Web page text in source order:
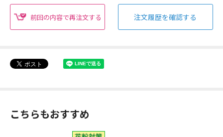
前回の内容で再注文する 注文履歴を確認する
こちらもおすすめ